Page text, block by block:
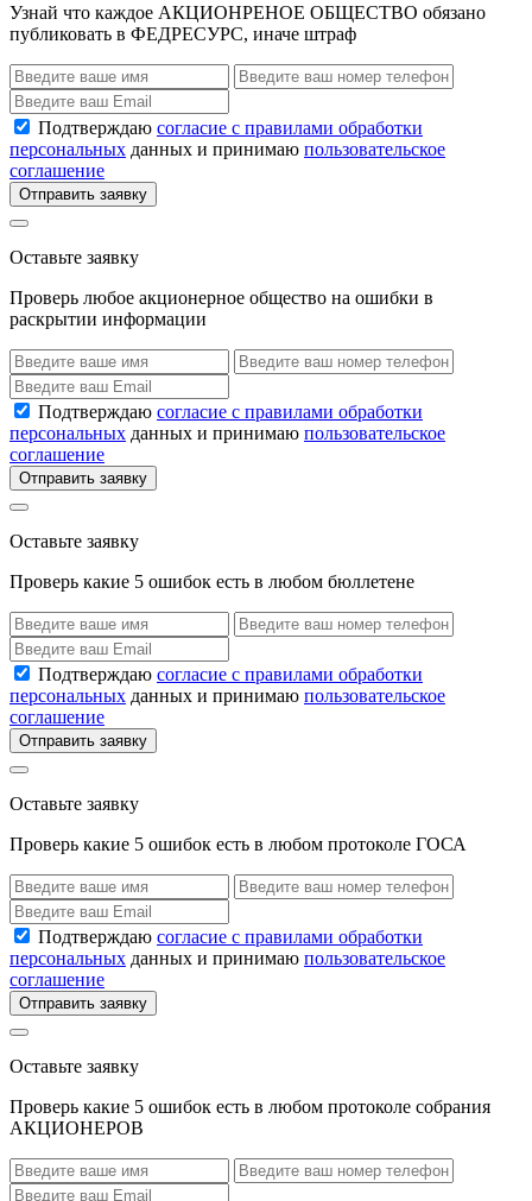
Узнай что каждое АКЦИОНРЕНОЕ ОБЩЕСТВО обязано
публиковать в ФЕДРЕСУРС, иначе штраф
Подтверждаю согласие с правилами обработки
персональных данных и принимаю пользовательское
соглашение
Отправить заявку
Оставьте заявку
Проверь любое акционерное общество на ошибки в
раскрытии информации
Подтверждаю согласие с правилами обработки
персональных данных и принимаю пользовательское
соглашение
Отправить заявку
Оставьте заявку
Проверь какие 5 ошибок есть в любом бюллетене
Подтверждаю согласие с правилами обработки
персональных данных и принимаю пользовательское
соглашение
Отправить заявку
Оставьте заявку
Проверь какие 5 ошибок есть в любом протоколе ГОСА
Подтверждаю согласие с правилами обработки
персональных данных и принимаю пользовательское
соглашение
Отправить заявку
Оставьте заявку
Проверь какие 5 ошибок есть в любом протоколе собрания
АКЦИОНЕРОВ